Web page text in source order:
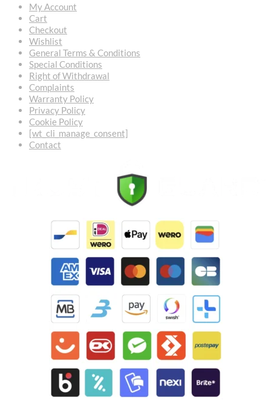
My Account
Cart
Checkout
Wishlist
General Terms & Conditions
Special Conditions
Right of Withdrawal
Complaints
Warranty Policy
Privacy Policy
Cookie Policy
[wt_cli_manage_consent]
Contact